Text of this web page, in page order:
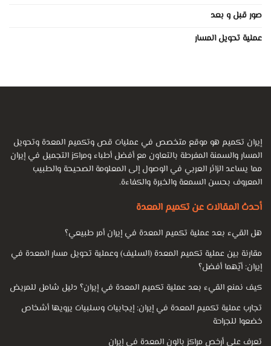
صور قبل و بعد
عملية تحويل المسار
إيران تكميم هو موقع متخصص في عمليات قص وتكميم المعدة وتحويل
المسار والسمنة المفرطة بالتعاون مع أفضل أطباء ومراكز التجميل في إيران
مما يساعد الزائر العربي في الوصول إلى المعلومة الصحيحة والطبيب
المعروف بحسن السمعة والخبرة والكفاءة.
أحدث المقالات عن تكميم المعدة
هل القيء بعد عملية تكميم المعدة في إيران أمر طبيعي؟
مقارنة بين عملية تكميم المعدة (السليف) وعملية تحويل مسار المعدة في
إيران: أيّهما أفضل؟
كيف نمنع القيء بعد عملية تكميم المعدة في إيران؟ دليل شامل للمريض
تجارب عملية تكميم المعدة في إيران: إيجابيات وسلبيات يرويها أشخاص
خضعوا للجراحة
تعرف على أرخص مراكز بالون المعدة في إيران